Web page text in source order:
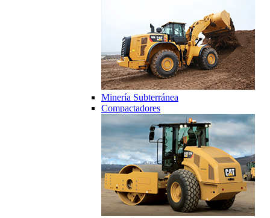
Minería Subterránea
Compactadores